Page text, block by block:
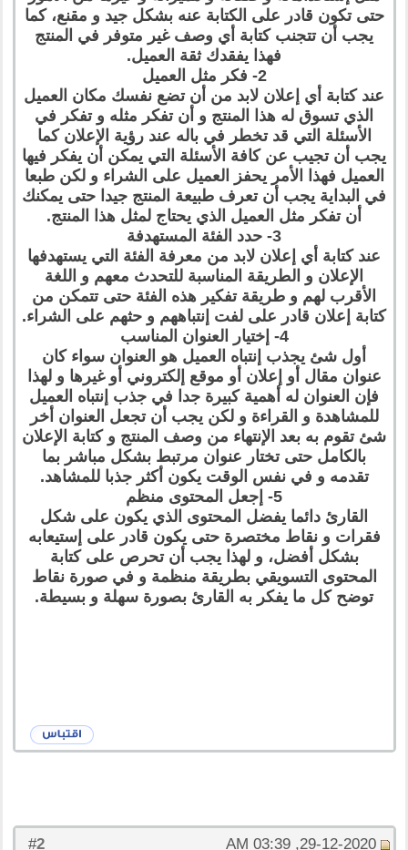
حتى تكون قادر على الكتابة عنه بشكل جيد و مقنع، كما
يجب أن تتجنب كتابة أي وصف غير متوفر في المنتج
فهذا يفقدك ثقة العميل.
2- فكر مثل العميل
عند كتابة أي إعلان لابد من أن تضع نفسك مكان العميل
الذي تسوق له هذا المنتج و أن تفكر مثله و تفكر في
الأسئلة التي قد تخطر في باله عند رؤية الإعلان كما
يجب أن تجيب عن كافة الأسئلة التي يمكن أن يفكر فيها
العميل فهذا الأمر يحفز العميل على الشراء و لكن طبعا
في البداية يجب أن تعرف طبيعة المنتج جيدا حتى يمكنك
أن تفكر مثل العميل الذي يحتاج لمثل هذا المنتج.
3- حدد الفئة المستهدفة
عند كتابة أي إعلان لابد من معرفة الفئة التي يستهدفها
الإعلان و الطريقة المناسبة للتحدث معهم و اللغة
الأقرب لهم و طريقة تفكير هذه الفئة حتى تتمكن من
كتابة إعلان قادر على لفت إنتباههم و حثهم على الشراء.
4- إختيار العنوان المناسب
أول شئ يجذب إنتباه العميل هو العنوان سواء كان
عنوان مقال أو إعلان أو موقع إلكتروني أو غيرها و لهذا
فإن العنوان له أهمية كبيرة جدا في جذب إنتباه العميل
للمشاهدة و القراءة و لكن يجب أن تجعل العنوان أخر
شئ تقوم به بعد الإنتهاء من وصف المنتج و كتابة الإعلان
بالكامل حتى تختار عنوان مرتبط بشكل مباشر بما
تقدمه و في نفس الوقت يكون أكثر جذبا للمشاهد.
5- إجعل المحتوى منظم
القارئ دائما يفضل المحتوى الذي يكون على شكل
فقرات و نقاط مختصرة حتى يكون قادر على إستيعابه
بشكل أفضل، و لهذا يجب أن تحرص على كتابة
المحتوى التسويقي بطريقة منظمة و في صورة نقاط
توضح كل ما يفكر به القارئ بصورة سهلة و بسيطة.
#
2 29-12-2020, 03:39 AM